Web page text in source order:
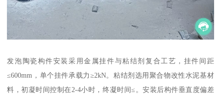
发泡陶瓷构件安装采用金属挂件与粘结剂复合工艺，挂件间距
≤600mm，单个挂件承载力≥2kN。粘结剂选用聚合物改性水泥基材
料，初凝时间控制在2-4小时，终凝时间≤。安装后构件垂直度偏差